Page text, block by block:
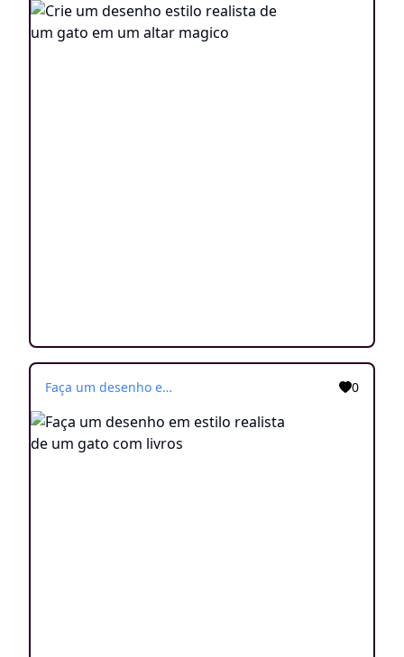
Faça um desenho em estilo realista de um gato com livros 0